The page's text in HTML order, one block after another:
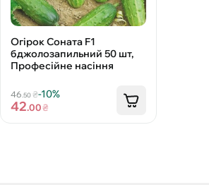
Огірок Соната F1
бджолозапильний 50 шт,
Професійне насіння
46 .50₴-10%
42.00₴